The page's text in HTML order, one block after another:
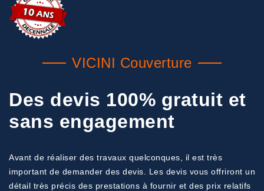
VICINI Couverture
Des devis 100% gratuit et
sans engagement
Avant de réaliser des travaux quelconques, il est très
important de demander des devis. Les devis vous offriront un
détail très précis des prestations à fournir et des prix relatifs